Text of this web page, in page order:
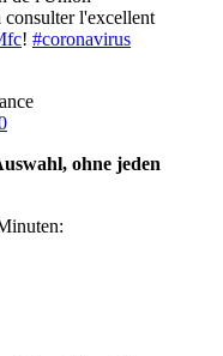
l'excellent
! #coronavirus
ohne jeden